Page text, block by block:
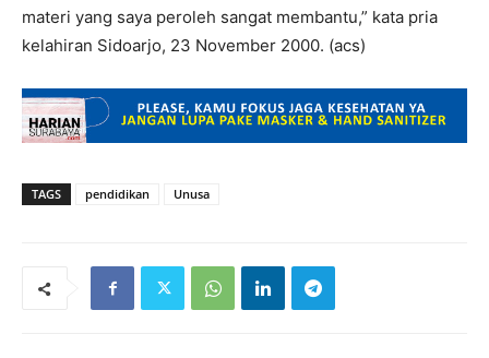
materi yang saya peroleh sangat membantu,” kata pria
kelahiran Sidoarjo, 23 November 2000. (acs)
TAGS pendidikan Unusa